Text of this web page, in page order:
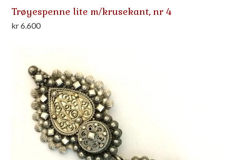
Trøyespenne lite m/krusekant, nr 4
kr6.600